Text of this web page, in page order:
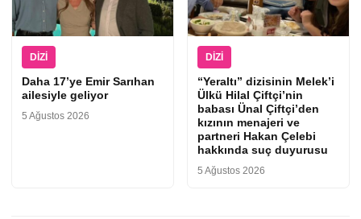
DIZI
Daha 17’ye Emir Sarıhan
ailesiyle geliyor
5 Ağustos 2026
DIZI
“Yeraltı” dizisinin Melek’i
Ülkü Hilal Çiftçi’nin
babası Ünal Çiftçi’den
kızının menajeri ve
partneri Hakan Çelebi
hakkında suç duyurusu
5 Ağustos 2026